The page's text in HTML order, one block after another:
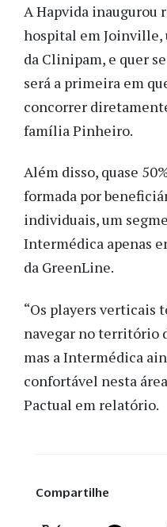
A Hapvida inaugurou
hospital em Joinville,
da Clinipam, e quer
será a primeira em
concorrer
família Pinheiro.
Além disso, quase
formada por
individuais, um
Intermédica apenas
da GreenLine.
“Os players verticais
navegar no território
mas a Intermédica
confortável nesta
Pactual em relatório.
Compartilhe